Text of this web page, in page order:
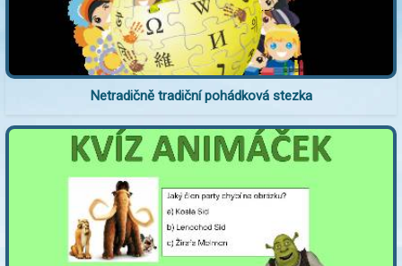
Netradičně tradiční pohádková stezka